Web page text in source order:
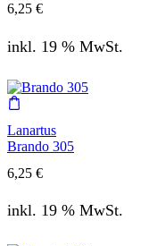
6,25 €
inkl. 19 % MwSt.
Lanartus
Brando 305
6,25 €
inkl. 19 % MwSt.